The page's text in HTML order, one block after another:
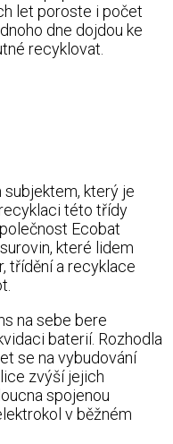
let poroste i počet
dne dojdou ke
recyklovat.
který je
této třídy
Ecobat
které lidem
třídění a recyklace
na sebe bere
baterií. Rozhodla
se na vybudování
zvýší jejich
spojenou
v běžném